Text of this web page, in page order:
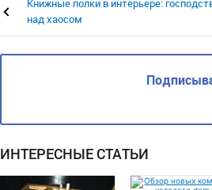
Книжные полки в интерьере:
над хаосом
ИНТЕРЕСНЫЕ СТАТЬИ